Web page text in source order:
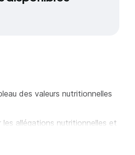
des valeurs nutritionnelles
les allégations nutritionnelles et
des régalements